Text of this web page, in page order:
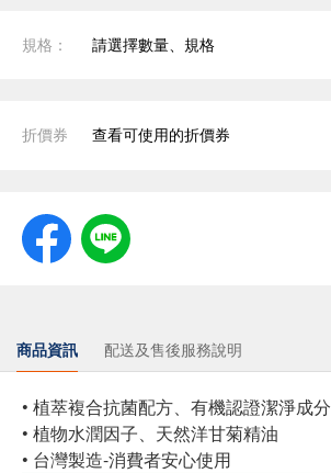
規格： 請選擇數量、規格
折價券 查看可使用的折價券
商品資訊 配送及售後服務說明
• 植萃複合抗菌配方、有機認證潔淨成分
• 植物水潤因子、天然洋甘菊精油
• 台灣製造-消費者安心使用